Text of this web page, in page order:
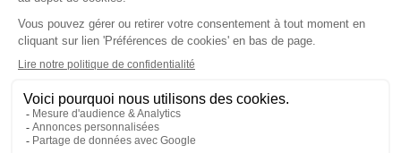
SUIVEZ-NOUS SUR :
Protection données personnelles